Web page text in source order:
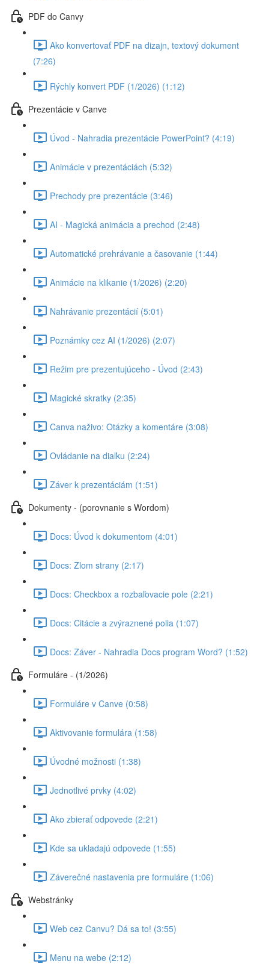
PDF do Canvy
Ako konvertovať PDF na dizajn, textový dokument
(7:26)
Rýchly konvert PDF (1/2026) (1:12)
Prezentácie v Canve
Úvod - Nahradia prezentácie PowerPoint? (4:19)
Animácie v prezentáciách (5:32)
Prechody pre prezentácie (3:46)
AI - Magická animácia a prechod (2:48)
Automatické prehrávanie a časovanie (1:44)
Animácie na klikanie (1/2026) (2:20)
Nahrávanie prezentácií (5:01)
Poznámky cez AI (1/2026) (2:07)
Režim pre prezentujúceho - Úvod (2:43)
Magické skratky (2:35)
Canva naživo: Otázky a komentáre (3:08)
Ovládanie na diaľku (2:24)
Záver k prezentáciám (1:51)
Dokumenty - (porovnanie s Wordom)
Docs: Úvod k dokumentom (4:01)
Docs: Zlom strany (2:17)
Docs: Checkbox a rozbaľovacie pole (2:21)
Docs: Citácie a zvýraznené polia (1:07)
Docs: Záver - Nahradia Docs program Word? (1:52)
Formuláre - (1/2026)
Formuláre v Canve (0:58)
Aktivovanie formulára (1:58)
Úvodné možnosti (1:38)
Jednotlivé prvky (4:02)
Ako zbierať odpovede (2:21)
Kde sa ukladajú odpovede (1:55)
Záverečné nastavenia pre formuláre (1:06)
Webstránky
Web cez Canvu? Dá sa to! (3:55)
Menu na webe (2:12)